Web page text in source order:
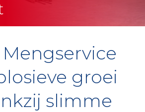
groei
slimme